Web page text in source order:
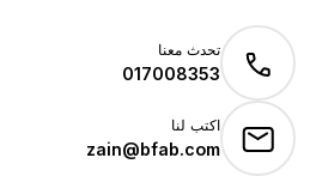
تحدث معنا
017008353
اكتب لنا
zain@bfab.com